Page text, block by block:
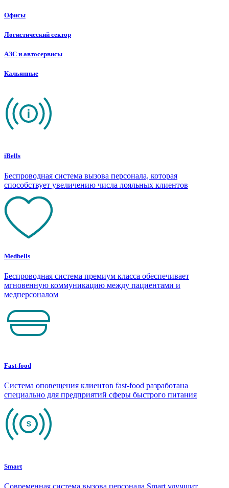
Офисы
Логистический сектор
АЗС и автосервисы
Кальянные
iBells
Беспроводная система вызова персонала, которая
способствует увеличению числа лояльных клиентов
Medbells
Беспроводная система премиум класса обеспечивает
мгновенную коммуникацию между пациентами и
медперсоналом
Fast-food
Система оповещения клиентов fast-food разработана
специально для предприятий сферы быстрого питания
Smart
Современная система вызова персонала Smart улучшит